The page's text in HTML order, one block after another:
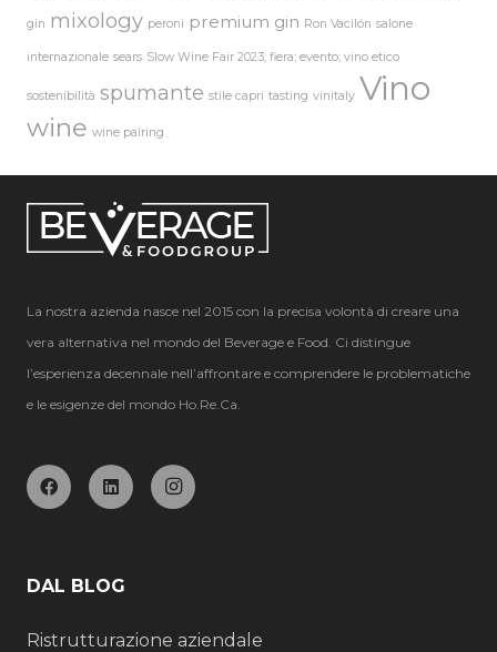
gin mixology peroni premium gin Ron Vacilón salone
internazionale sears Slow Wine Fair 2023; fiera; evento; vino etico
sostenibilità spumante stile capri tasting vinitaly Vino
wine wine pairing
La nostra azienda nasce nel 2015 con la precisa volontà di creare una
vera alternativa nel mondo del Beverage e Food. Ci distingue
l’esperienza decennale nell’affrontare e comprendere le problematiche
e le esigenze del mondo Ho.Re.Ca.
DAL BLOG
Ristrutturazione aziendale